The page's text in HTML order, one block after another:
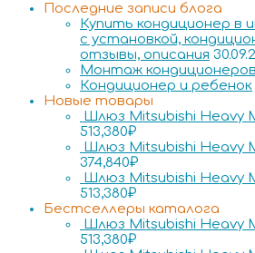
Последние записи блога
Купить кондиционер в
с установкой,
отзывы, описания
Монтаж кондиционеров
Кондиционер и ребенок
Новые товары
Шлюз Mitsubishi Heavy
513,380₽
Шлюз Mitsubishi Heavy
374,840₽
Шлюз Mitsubishi Heavy
513,380₽
Бестселлеры каталога
Шлюз Mitsubishi Heavy
513,380₽